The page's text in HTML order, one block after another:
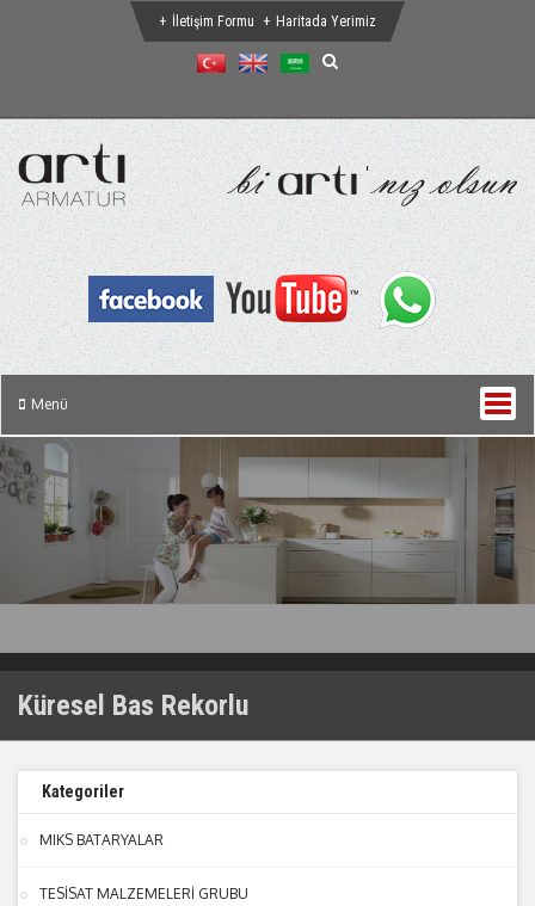
İletişim Formu Haritada Yerimiz
Menü
Küresel Bas Rekorlu
Kategoriler
MIKS BATARYALAR
TESİSAT MALZEMELERİ GRUBU